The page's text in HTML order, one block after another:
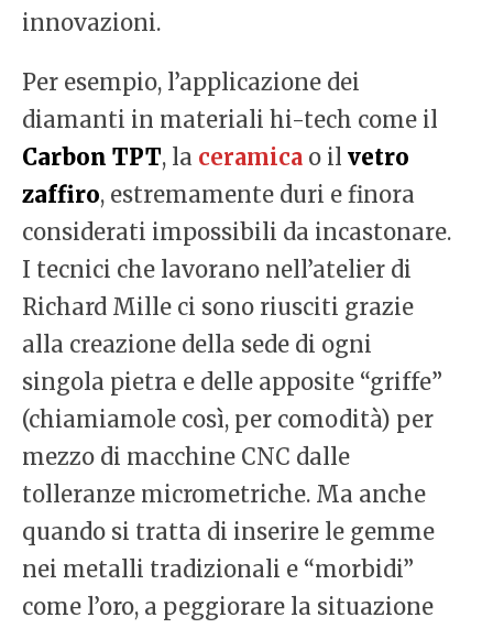
innovazioni.
Per esempio, l’applicazione dei
diamanti in materiali hi-tech come il
Carbon TPT, la ceramica o il vetro
zaffiro, estremamente duri e finora
considerati impossibili da incastonare.
I tecnici che lavorano nell’atelier di
Richard Mille ci sono riusciti grazie
alla creazione della sede di ogni
singola pietra e delle apposite “griffe”
(chiamiamole così, per comodità) per
mezzo di macchine CNC dalle
tolleranze micrometriche. Ma anche
quando si tratta di inserire le gemme
nei metalli tradizionali e “morbidi”
come l’oro, a peggiorare la situazione